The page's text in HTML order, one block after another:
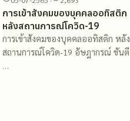
การเข้าสังคมของบุคคลออทิสติก
หลังสถานการณ์โควิด-19
การเข้าสังคมของบุคคลออทิสติก หลัง
สถานการณ์โควิด-19 อัษฎากรณ์ ขันตี
…